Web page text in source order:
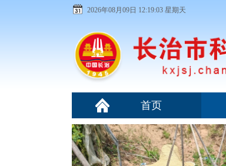
2026年08月09日 12:19:04 星期天
首页